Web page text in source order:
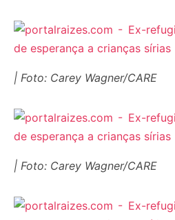
| Foto: Carey Wagner/CARE
| Foto: Carey Wagner/CARE